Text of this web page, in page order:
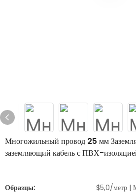
Многожильный провод 25 мм
заземляющий кабель с ПВХ-
Образцы:
$5,0/метр |